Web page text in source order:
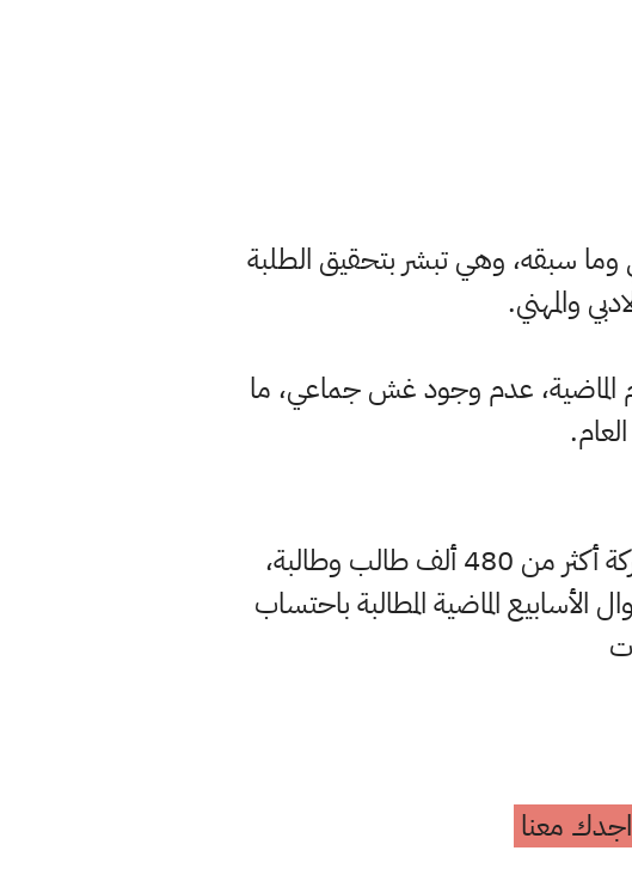
وما سبقه، وهي تبشر بتحقيق الطلبة
والمهني.
الماضية، عدم وجود غش جماعي، ما
وانطلقت امتحانات المرحلة الإعدادية، في الأول من أيلول الجاري، بمشاركة أكثر من 480 ألف طالب وطالبة،
طوال الأسابيع الماضية المطالبة باحتساب
معنا